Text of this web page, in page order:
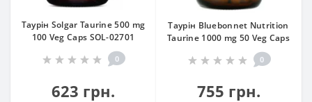
Таурін Solgar Taurine 500 mg
100 Veg Caps SOL-02701
0
623 грн.
Таурін Bluebonnet Nutrition
Taurine 1000 mg 50 Veg Caps
0
755 грн.